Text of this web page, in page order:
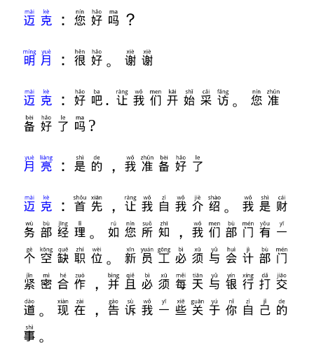
迈克 ：您好吗？
明月 ：很好。谢谢
迈克 ：好吧. 让我们开始采访。您准
备好了吗?
月亮 ：是的，我准备好了
迈克 ：首先，让我自我介绍。我是财
务部经理。如您所知，我们部门有一
个空缺职位。新员工必须与会计部门
紧密合作，并且必须每天与银行打交
道。现在，告诉我一些关于你自己的
事。